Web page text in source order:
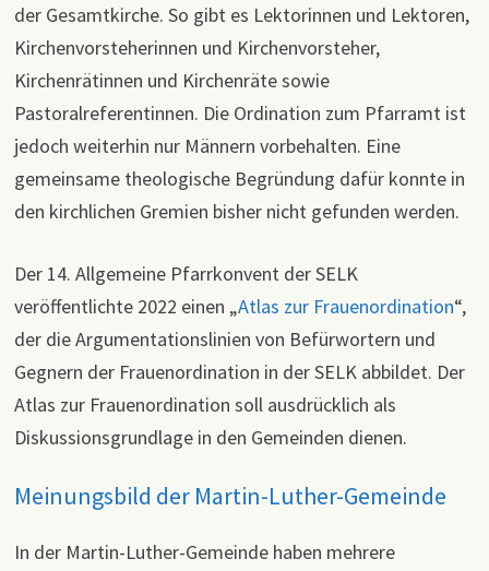
der Gesamtkirche. So gibt es Lektorinnen und Lektoren,
Kirchenvorsteherinnen und Kirchenvorsteher,
Kirchenrätinnen und Kirchenräte sowie
Pastoralreferentinnen. Die Ordination zum Pfarramt ist
jedoch weiterhin nur Männern vorbehalten. Eine
gemeinsa­me theologische Begründung dafür konnte in
den kirchlichen Gremien bisher nicht gefunden werden.
Der 14. Allgemeine Pfarrkonvent der SELK
veröffentlichte 2022 einen „Atlas zur Frauenordination“,
der die Argumentationslinien von Befürwortern und
Gegnern der Frauenordination in der SELK ab­bildet. Der
Atlas zur Frauenordination soll ausdrücklich als
Diskussionsgrundlage in den Gemeinden dienen.
Meinungsbild der Martin-Luther-Gemeinde
In der Martin-Luther-Gemeinde haben mehrere